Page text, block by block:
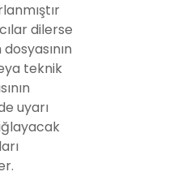
dilerse
teknik
uyarı